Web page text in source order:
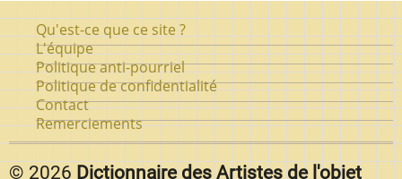
Pied
de
page
Qu'est-ce que ce site ?
L'équipe
Politique anti-pourriel
Politique de confidentialité
Contact
Remerciements
© 2026 Dictionnaire des Artistes de l'objet